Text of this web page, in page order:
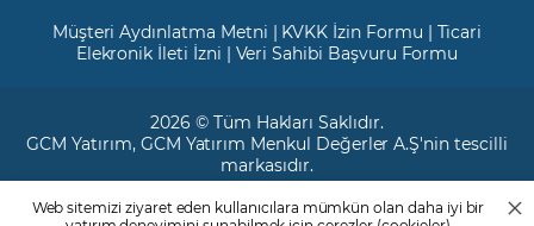
Müşteri Aydınlatma Metni | KVKK İzin Formu | Ticari
Elekronik İleti İzni | Veri Sahibi Başvuru Formu
2026 © Tüm Hakları Saklıdır.
GCM Yatırım, GCM Yatırım Menkul Değerler A.Ş'nin tescilli
markasıdır.
Ticari Sicil No: 799649
Web sitemizi ziyaret eden kullanıcılara mümkün olan daha iyi bir